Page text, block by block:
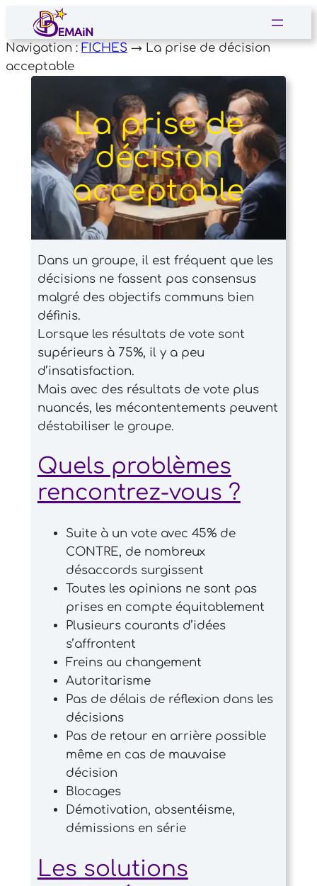
contenu
Navigation : FICHES → La prise de décision
acceptable
La prise de
décision
acceptable
Dans un groupe, il est fréquent que les
décisions ne fassent pas consensus
malgré des objectifs communs bien
définis.
Lorsque les résultats de vote sont
supérieurs à 75%, il y a peu
d’insatisfaction.
Mais avec des résultats de vote plus
nuancés, les mécontentements peuvent
déstabiliser le groupe.
Quels problèmes
rencontrez-vous ?
Suite à un vote avec 45% de
CONTRE, de nombreux
désaccords surgissent
Toutes les opinions ne sont pas
prises en compte équitablement
Plusieurs courants d’idées
s’affrontent
Freins au changement
Autoritarisme
Pas de délais de réflexion dans les
décisions
Pas de retour en arrière possible
même en cas de mauvaise
décision
Blocages
Démotivation, absentéisme,
démissions en série
Les solutions